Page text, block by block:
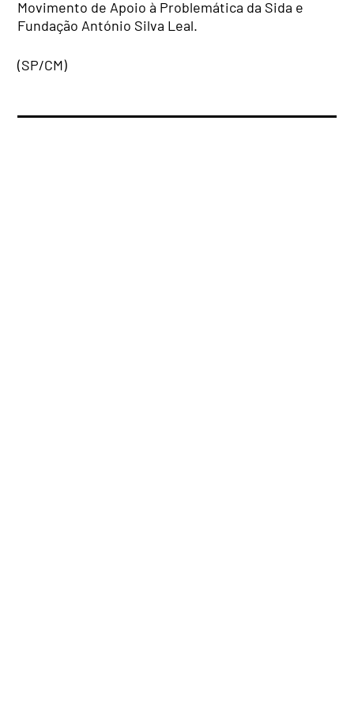
Movimento de Apoio à Problemática da Sida e
Fundação António Silva Leal.
(SP/CM)